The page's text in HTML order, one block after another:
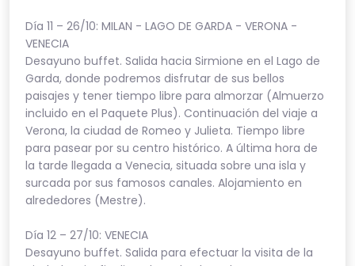
Día 11 – 26/10: MILAN - LAGO DE GARDA - VERONA -
VENECIA
Desayuno buffet. Salida hacia Sirmione en el Lago de
Garda, donde podremos disfrutar de sus bellos
paisajes y tener tiempo libre para almorzar (Almuerzo
incluido en el Paquete Plus). Continuación del viaje a
Verona, la ciudad de Romeo y Julieta. Tiempo libre
para pasear por su centro histórico. A última hora de
la tarde llegada a Venecia, situada sobre una isla y
surcada por sus famosos canales. Alojamiento en
alrededores (Mestre).
Día 12 – 27/10: VENECIA
Desayuno buffet. Salida para efectuar la visita de la